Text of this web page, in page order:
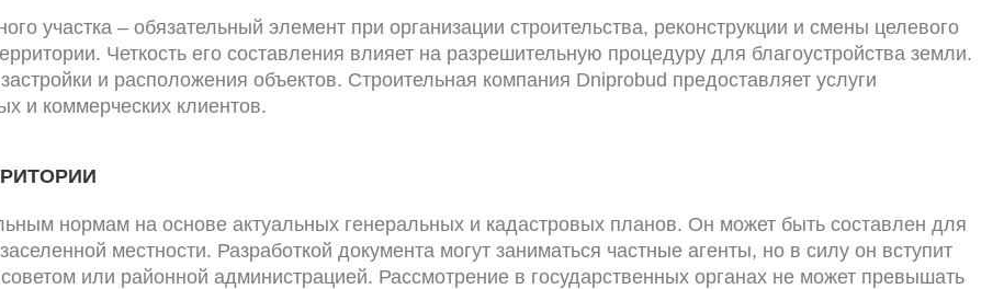
участка – обязательный элемент при организации строительства, реконструкции и смены целевого
Четкость его составления влияет на разрешительную процедуру для благоустройства земли.
и расположения объектов. Строительная компания Dniprobud предоставляет услуги
и коммерческих клиентов.
нормам на основе актуальных генеральных и кадастровых планов. Он может быть составлен для
местности. Разработкой документа могут заниматься частные агенты, но в силу он вступит
или районной администрацией. Рассмотрение в государственных органах не может превышать